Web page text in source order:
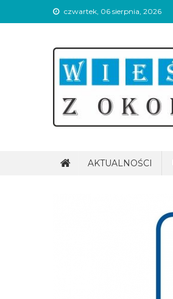
to
czwartek, 06 sierpnia, 2026
AKTUALNOŚCI